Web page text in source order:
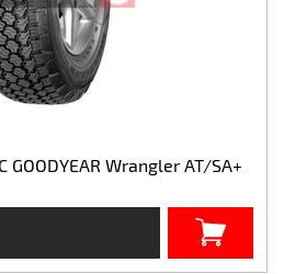
Wrangler AT/SA+